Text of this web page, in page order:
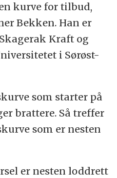
kurve for tilbud,
Bekken. Han er
Kraft og
i Sørøst-
som starter på
brattere. Så treffer
som er nesten
er nesten loddrett